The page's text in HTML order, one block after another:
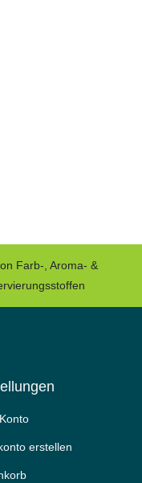
Farb-, Aroma- &
erstellen